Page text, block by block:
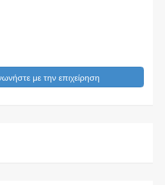
με την επιχείρηση